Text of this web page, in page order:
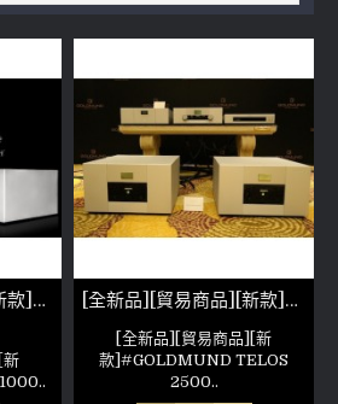
[全新品][貿易商品][新款]Goldmund Telos 1000 NextGen Mono Amp 非人為損壞 公司保固六個月 (參考照片)
新
[全新品][貿易商品][新款]GOLDMUND TELOS 2500 NEXTGEN(參考照片)
[全新品][貿易商品][新
款]#GOLDMUND TELOS
2500..